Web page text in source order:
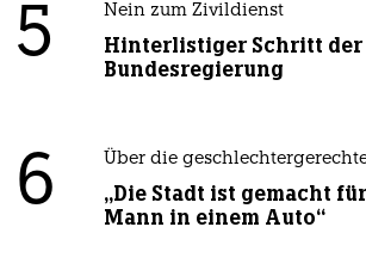
5 Nein zum Zivildienst
Hinterlistiger Schritt der
Bundesregierung
6 Über die
„Die Stadt ist gemacht
Mann in einem Auto“